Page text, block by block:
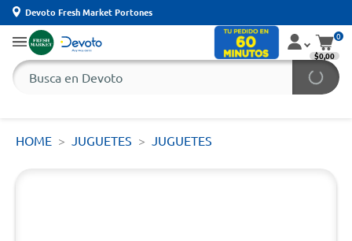
Devoto Fresh Market Portones
0
$0,00
HOME JUGUETES JUGUETES